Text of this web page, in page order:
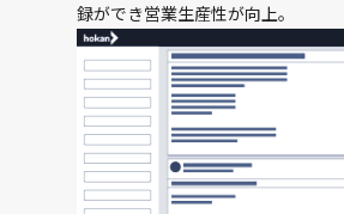
録ができ営業生産性が向上。